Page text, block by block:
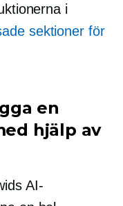
i
sektioner för
en
hjälp av
AI-